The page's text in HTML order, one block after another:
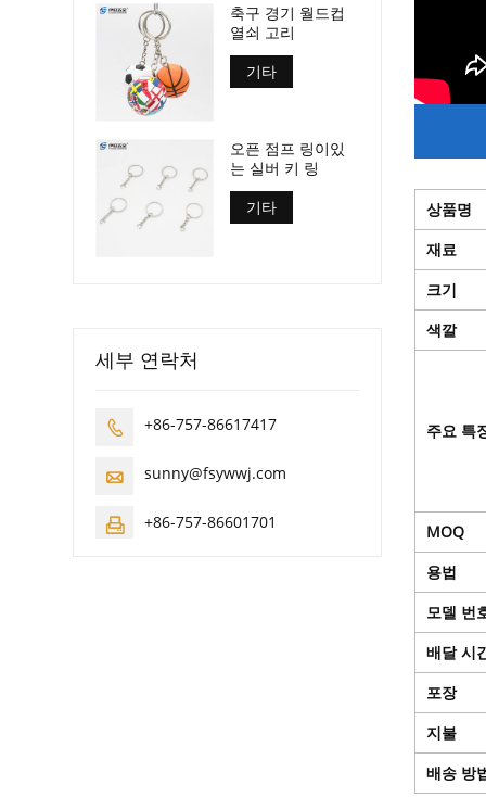
상품명
재료
크기
색깔
주요 특
MOQ
용법
모델 번
배달 시
포장
지불
배송 방
축구 경기 월드컵
열쇠 고리
기타
오픈 점프 링이있
는 실버 키 링
기타
세부 연락처
 +86-757-86617417
 sunny@fsywwj.com
 +86-757-86601701